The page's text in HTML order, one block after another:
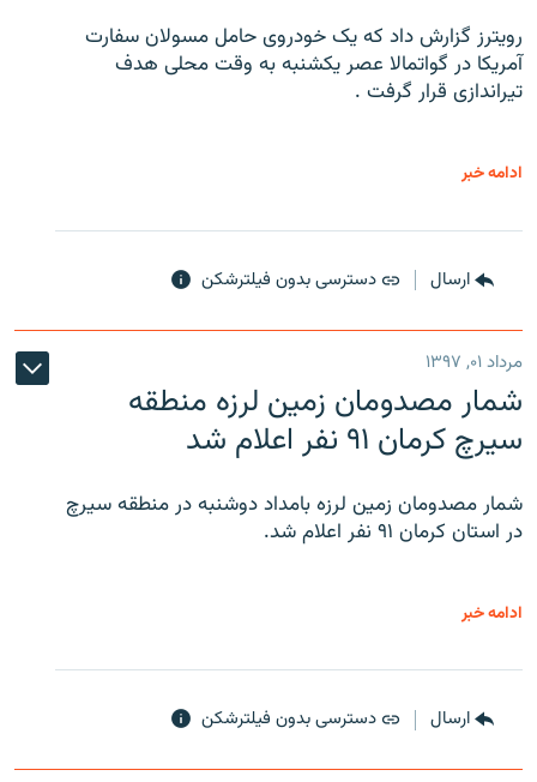
رویترز گزارش داد که یک خودروی حامل مسولان سفارت
آمریکا در گواتمالا عصر یکشنبه به وقت محلی هدف
تیراندازی قرار گرفت .
ادامه خبر
ارسال دسترسی بدون فیلترشکن
مرداد ۰۱, ۱۳۹۷
شمار مصدومان زمین لرزه منطقه
سیرچ کرمان ۹۱ نفر اعلام شد
شمار مصدومان زمین لرزه بامداد دوشنبه در منطقه سیرچ
در استان کرمان ۹۱ نفر اعلام شد.
ادامه خبر
ارسال دسترسی بدون فیلترشکن